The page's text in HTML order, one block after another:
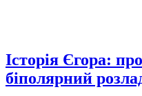
Історія Єгора:
біполярний